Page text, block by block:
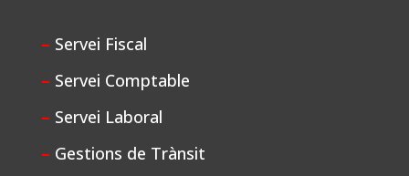
– Servei Fiscal
– Servei Comptable
– Servei Laboral
– Gestions de Trànsit